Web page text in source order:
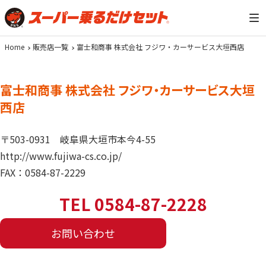
Home 販売店一覧 富士和商事 株式会社 フジワ・カーサービス大垣西店
富士和商事 株式会社 フジワ・カーサービス大垣
西店
〒503-0931
岐阜県大垣市本今4-55
http://www.fujiwa-cs.co.jp/
FAX：0584-87-2229
TEL 0584-87-2228
お問い合わせ